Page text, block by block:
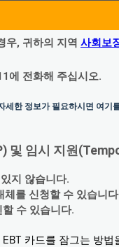
우, 귀하의 지역 사회보
에 전화해 주십시오.
한 정보가 필요하시면 여기
및 임시 지원
지 않습니다.
를 신청할 수 있습니
수 있습니다.
카드를 잠그는 방법